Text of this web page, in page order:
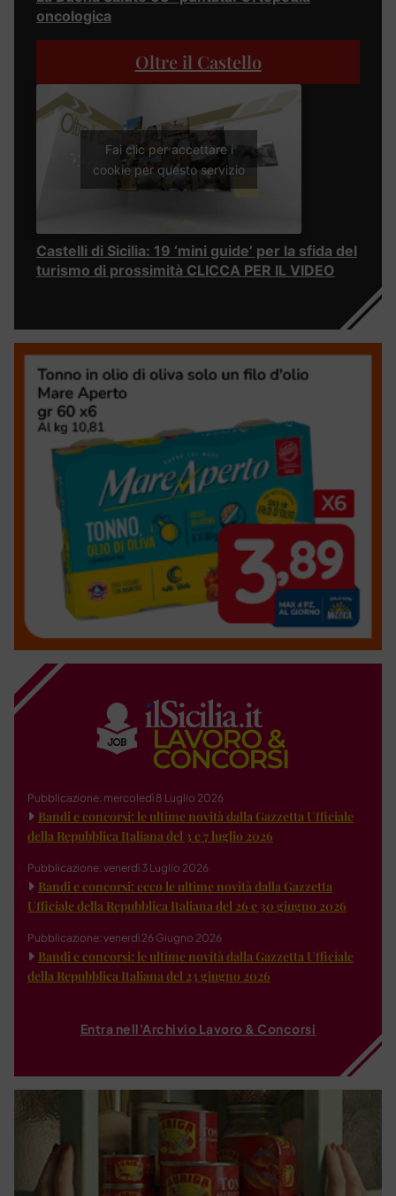
oncologica
Oltre il Castello
Fai clic per accettare i
cookie per questo servizio
Castelli di Sicilia: 19 ‘mini guide’ per la sfida del
turismo di prossimità CLICCA PER IL VIDEO
Pubblicazione: mercoledì 8 Luglio 2026
Bandi e concorsi: le ultime novità dalla Gazzetta Ufficiale
della Repubblica Italiana del 3 e 7 luglio 2026
Pubblicazione: venerdì 3 Luglio 2026
Bandi e concorsi: ecco le ultime novità dalla Gazzetta
Ufficiale della Repubblica Italiana del 26 e 30 giugno 2026
Pubblicazione: venerdì 26 Giugno 2026
Bandi e concorsi: le ultime novità dalla Gazzetta Ufficiale
della Repubblica Italiana del 23 giugno 2026
Entra nell'Archivio Lavoro & Concorsi